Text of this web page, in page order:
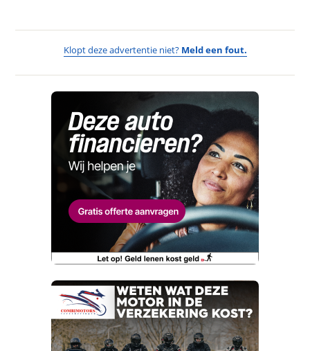
Jouw contactgegevens
Naam
E-mailadres
Telefoonnummer (optioneel)
Vraag mijn proefrit aan
om je aanvraag zo goed mogelijk bij de
aanbieder te brengen. Lees hier meer over in
onzeprivacyverklaring .
Vraag
Naam
E-mailadres
Telefoonnummer (optioneel)
Verstuur mijn vraag
Klopt deze advertentie niet? Meld een fout.
Wat vervelend dat je een fout
hebt ontdekt.
Maar wat fijn dat je de moeite neemt om die te
melden. Dat komt de kwaliteit van onze
advertenties ten goede, dankjewel!
Wat is jou opgevallen?
Wat klopt er niet?
Kan je ons nog meer vertellen? (optioneel)